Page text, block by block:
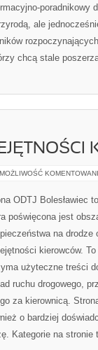
poradnikowy
ale
chcą stale
MOŻLIWOŚĆ
ODTJ Bolesławiec
poświęcona jest
na drodze
kierowców.
użyteczne treści
ruchu drogowego,
za kierownicą.
o bardziej
Kategorie na